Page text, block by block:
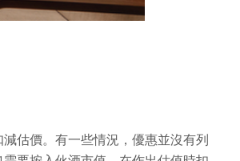
估價。有一些情況，優惠並沒有列